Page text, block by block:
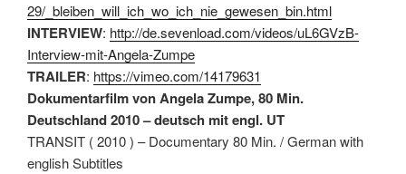
29/_bleiben_will_ich_wo_ich_nie_gewesen_bin.html
INTERVIEW: http://de.sevenload.com/videos/uL6GVzB-
Interview-mit-Angela-Zumpe
TRAILER: https://vimeo.com/14179631
Dokumentarfilm von Angela Zumpe, 80 Min.
Deutschland 2010 – deutsch mit engl. UT
TRANSIT ( 2010 ) – Documentary 80 Min. / German with
english Subtitles